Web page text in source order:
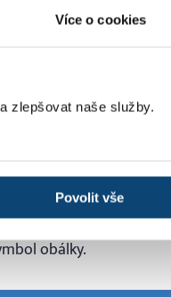
Více o cookies
zlepšovat naše služby.
Povolit vše
kliknete v pravém menu
obálky.